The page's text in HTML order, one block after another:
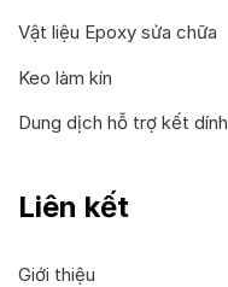
Vật liệu Epoxy sửa chữa
Keo làm kín
Dung dịch hỗ trợ kết dính
Liên kết
Giới thiệu